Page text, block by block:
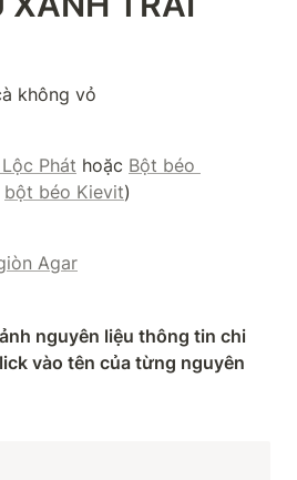
không vỏ
Phát hoặc Bột béo
bột béo Kievit)
Agar
nguyên liệu thông tin chi
vào tên của từng nguyên